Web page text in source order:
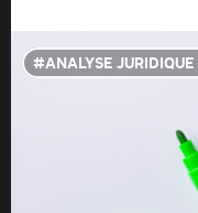
ANALYSE